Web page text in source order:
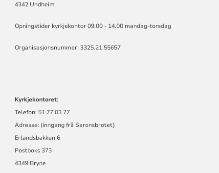
4342 Undheim
Opningstider kyrkjekontor 09.00 - 14.00 mandag-torsdag
Organisasjonsnummer: 3325.21.55657
Kyrkjekontoret:
Telefon: 51 77 03 77
Adresse: (inngang frå Saronsbrotet)
Erlandsbakken 6
Postboks 373
4349 Bryne